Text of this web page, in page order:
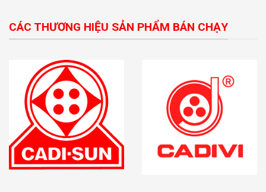
CÁC THƯƠNG HIỆU SẢN PHẨM BÁN CHẠY